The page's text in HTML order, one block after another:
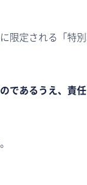
限定される「特
であるうえ、責